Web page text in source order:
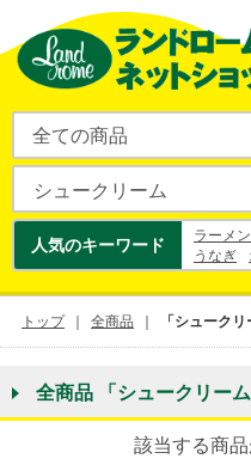
人気のキーワード ラーメン
うなぎ
握り寿司
シュー
トップ 全商品 「シューク
全商品 「シュークリー
該当する商品